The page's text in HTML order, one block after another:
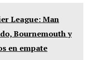
League: Man
Bournemouth y
en empate